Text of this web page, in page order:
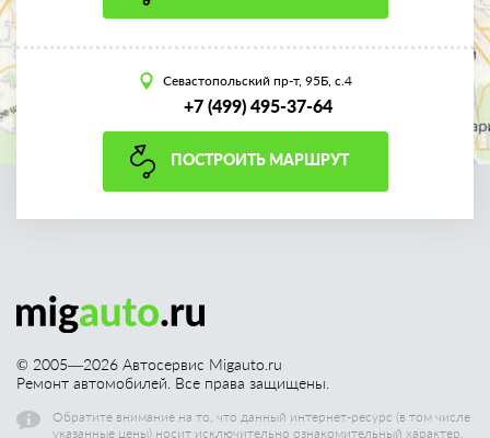
Севастопольский пр-т, 95Б, с.4
+7 (499) 495-37-64
ПОСТРОИТЬ МАРШРУТ
© 2005—2026 Автосервис Migauto.ru
Ремонт автомобилей. Все права защищены.
Обратите внимание на то, что данный интернет-ресурс (в том числе
указанные цены) носит исключительно ознакомительный характер,